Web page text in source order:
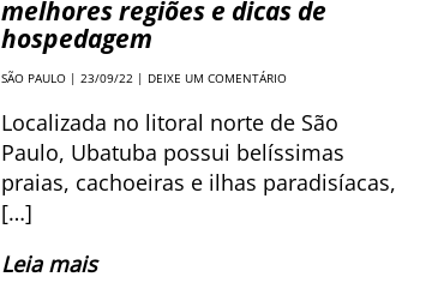
melhores regiões e dicas de
hospedagem
SÃO PAULO | 23/09/22 | DEIXE UM COMENTÁRIO
Localizada no litoral norte de São
Paulo, Ubatuba possui belíssimas
praias, cachoeiras e ilhas paradisíacas,
[…]
Leia mais